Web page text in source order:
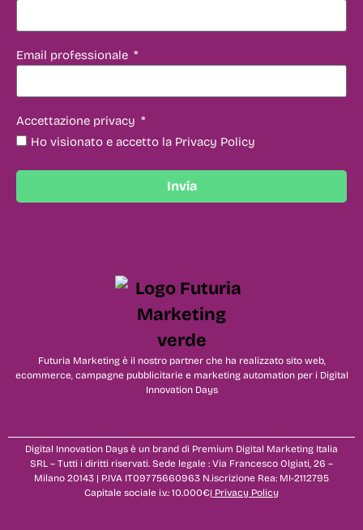
Email professionale
Accettazione privacy
Ho visionato e accetto la Privacy Policy
Invia
Futuria Marketing è il nostro partner che ha realizzato sito web,
ecommerce, campagne pubblicitarie e marketing automation per i Digital
Innovation Days
Digital Innovation Days è un brand di Premium Digital Marketing Italia
SRL – Tutti i diritti riservati. Sede legale : Via Francesco Olgiati, 26 –
Milano 20143 | P.IVA IT09775660963 N.iscrizione Rea: MI-2112795
Capitale sociale i.v.: 10.000€| Privacy Policy